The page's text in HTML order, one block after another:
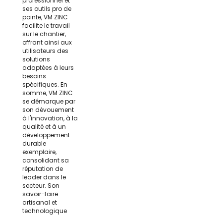
ses outils pro de
pointe, VM ZINC
facilite le travail
sur le chantier,
offrant ainsi aux
utilisateurs des
solutions
adaptées à leurs
besoins
spécifiques. En
somme, VM ZINC
se démarque par
son dévouement
à l'innovation, à la
qualité et à un
développement
durable
exemplaire,
consolidant sa
réputation de
leader dans le
secteur. Son
savoir-faire
artisanal et
technologique